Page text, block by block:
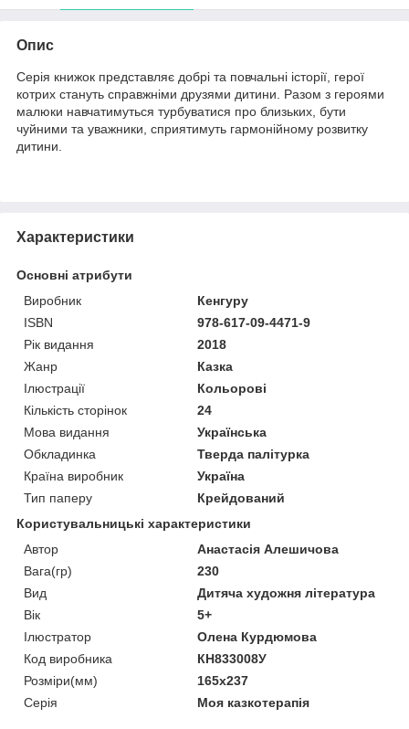
Опис
Серія книжок представляє добрі та повчальні історії, герої
котрих стануть справжніми друзями дитини. Разом з героями
малюки навчатимуться турбуватися про близьких, бути
чуйними та уважники, сприятимуть гармонійному розвитку
дитини.
Характеристики
Основні атрибути
Виробник
Кенгуру
ISBN
978-617-09-4471-9
Рік видання
2018
Жанр
Казка
Ілюстрації
Кольорові
Кількість сторінок
24
Мова видання
Українська
Обкладинка
Тверда палітурка
Країна виробник
Україна
Тип паперу
Крейдований
Користувальницькі характеристики
Автор
Анастасія Алешичова
Вага(гр)
230
Вид
Дитяча художня література
Вік
5+
Ілюстратор
Олена Курдюмова
Код виробника
КН833008У
Розміри(мм)
165х237
Серія
Моя казкотерапія